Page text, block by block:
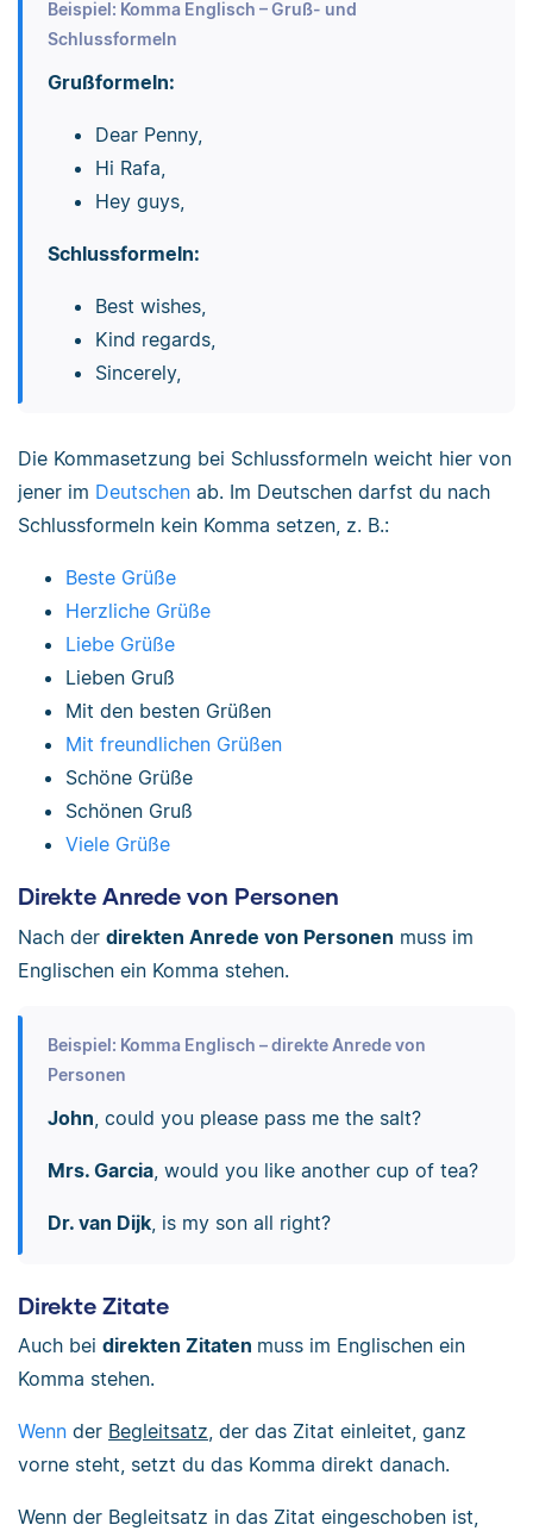
Beispiel: Komma Englisch – Gruß- und
Schlussformeln
Grußformeln:
Dear Penny,
Hi Rafa,
Hey guys,
Schlussformeln:
Best wishes,
Kind regards,
Sincerely,
Die Kommasetzung bei Schlussformeln weicht hier von
jener im Deutschen ab. Im Deutschen darfst du nach
Schlussformeln kein Komma setzen, z. B.:
Beste Grüße
Herzliche Grüße
Liebe Grüße
Lieben Gruß
Mit den besten Grüßen
Mit freundlichen Grüßen
Schöne Grüße
Schönen Gruß
Viele Grüße
Direkte Anrede von Personen
Nach der direkten Anrede von Personen muss im
Englischen ein Komma stehen.
Beispiel: Komma Englisch – direkte Anrede von
Personen
John, could you please pass me the salt?
Mrs. Garcia, would you like another cup of tea?
Dr. van Dijk, is my son all right?
Direkte Zitate
Auch bei direkten Zitaten muss im Englischen ein
Komma stehen.
Wenn der Begleitsatz, der das Zitat einleitet, ganz
vorne steht, setzt du das Komma direkt danach.
Wenn der Begleitsatz in das Zitat eingeschoben ist,